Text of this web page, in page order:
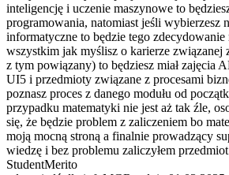
inteligencję i uczenie maszynowe to
programowania, natomiast jeśli wybierzesz
informatyczne to będzie tego zdecydowanie
wszystkim jak myślisz o karierze związanej
z tym powiązany) to będziesz miał zajęcia
UI5 i przedmioty związane z procesami
poznasz proces z danego modułu od
przypadku matematyki nie jest aż tak źle,
się, że będzie problem z zaliczeniem bo
moją mocną stroną a finalnie prowadzący
wiedzę i bez problemu zaliczyłem
StudentMerito